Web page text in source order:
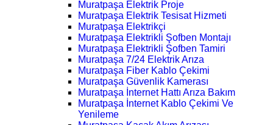
Muratpaşa Elektrik Proje
Muratpaşa Elektrik Tesisat Hizmeti
Muratpaşa Elektrikçi
Muratpaşa Elektrikli Şofben Montajı
Muratpaşa Elektrikli Şofben Tamiri
Muratpaşa 7/24 Elektrik Arıza
Muratpaşa Fiber Kablo Çekimi
Muratpaşa Güvenlik Kamerası
Muratpaşa İnternet Hattı Arıza Bakım
Muratpaşa İnternet Kablo Çekimi Ve
Yenileme